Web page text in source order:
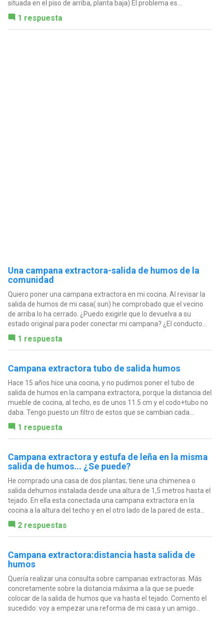
situada en el piso de arriba, planta baja) El problema es...
1 respuesta
Una campana extractora-salida de humos de la
comunidad
Quiero poner una campana extractora en mi cocina. Al revisar la
salida de humos de mi casa( sun) he comprobado que el vecino
de arriba lo ha cerrado. ¿Puedo exigirle que lo devuelva a su
estado original para poder conectar mi campana? ¿El conducto...
1 respuesta
Campana extractora tubo de salida humos
Hace 15 años hice una cocina, y no pudimos poner el tubo de
salida de humos en la campana extractora, porque la distancia del
mueble de cocina, al techo, es de unos 11.5 cm y el codo+tubo no
daba. Tengo puesto un filtro de estos que se cambian cada...
1 respuesta
Campana extractora y estufa de leña en la misma
salida de humos... ¿Se puede?
He comprado una casa de dos plantas; tiene una chimenea o
salida dehumos instalada desde una altura de 1,5 metros hasta el
tejado. En ella esta conectada una campana extractora en la
cocina a la altura del techo y en el otro lado de la pared de esta...
2 respuestas
Campana extractora:distancia hasta salida de
humos
Quería realizar una consulta sobre campanas extractoras. Más
concretamente sobre la distancia máxima a la que se puede
colocar de la salida de humos que va hasta el tejado. Comento el
sucedido: voy a empezar una reforma de mi casa y un amigo...